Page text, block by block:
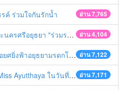
อ่าน 7,765
ค์ ร่วมใจกันรักน้ำ
อ่าน 4,104
ปิดไฟหน้า คาดเข็มขัด" เทศกาลสงกรานต์ ปี 2561
อ่าน 7,122
ยิ่งฟ้าอยุธยามรดกโลก
อ่าน 7,171
ในวันที่ 15 ธันวาคม 2560